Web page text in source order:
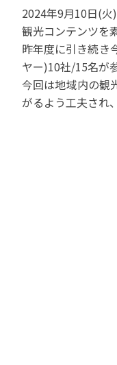
2024年9月10日(
観光コンテンツを
昨年度に引き続き
ヤー)10社/15名が
今回は地域内の観
がるよう工夫され